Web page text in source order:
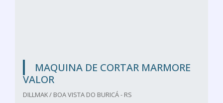
MAQUINA DE CORTAR MARMORE
VALOR
DILLMAK / BOA VISTA DO BURICÁ - RS